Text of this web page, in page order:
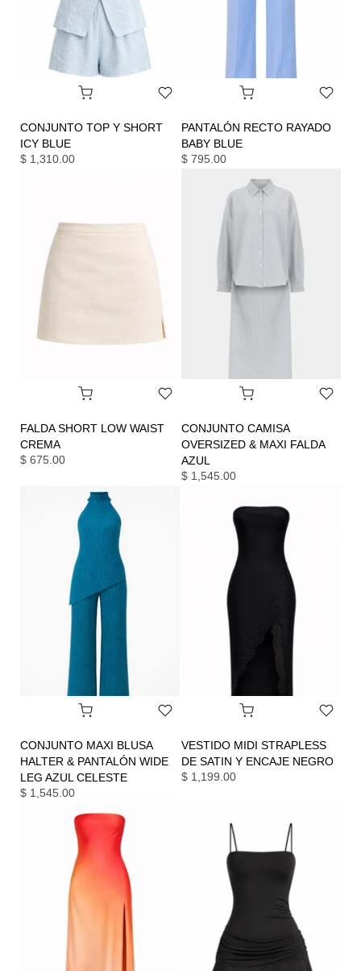
CONJUNTO TOP Y SHORT
ICY BLUE
$ 1,310.00
PANTALÓN RECTO RAYADO
BABY BLUE
$ 795.00
FALDA SHORT LOW WAIST
CREMA
$ 675.00
CONJUNTO CAMISA
OVERSIZED & MAXI FALDA
AZUL
$ 1,545.00
CONJUNTO MAXI BLUSA
HALTER & PANTALÓN WIDE
LEG AZUL CELESTE
$ 1,545.00
VESTIDO MIDI STRAPLESS
DE SATIN Y ENCAJE NEGRO
$ 1,199.00